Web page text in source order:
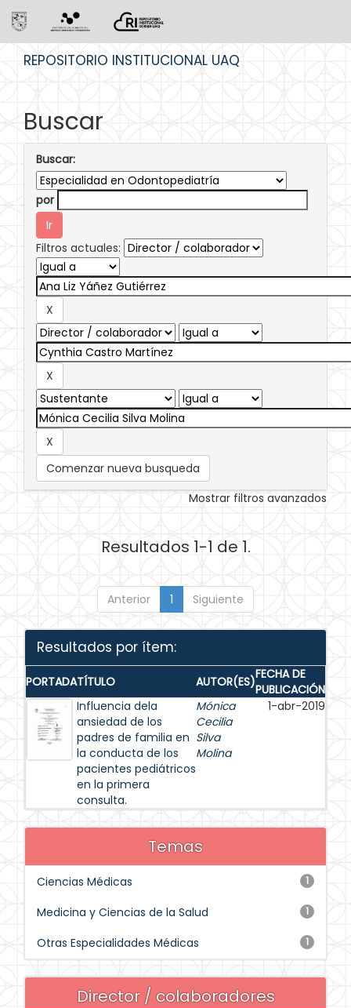
REPOSITORIO INSTITUCIONAL UAQ
Buscar
Buscar:
por
Filtros actuales:
Comenzar nueva busqueda
Mostrar filtros avanzados
Resultados 1-1 de 1.
Anterior 1 Siguiente
Resultados por ítem:
PORTADATÍTULO AUTOR(ES)FECHA DE
PUBLICACIÓN
Influencia dela
ansiedad de los
padres de familia en
la conducta de los
pacientes pediátricos
en la primera
consulta.
Mónica
Cecilia
Silva
Molina
1-abr-2019
Temas
1
Ciencias Médicas
1
Medicina y Ciencias de la Salud
1
Otras Especialidades Médicas
Director / colaboradores